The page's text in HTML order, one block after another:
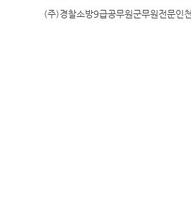
(주)경찰소방9급공무원군무원전문